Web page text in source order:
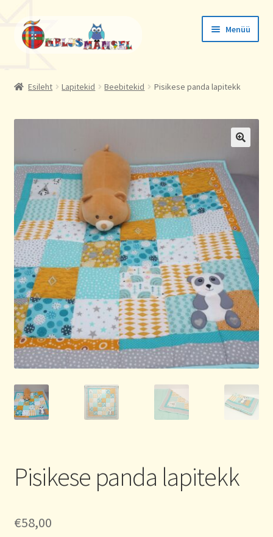
Liigu
navigeerimisele
Liigu
sisu
juurde
Menüü
Esileht Lapitekid Beebitekid Pisikese panda lapitekk
Pisikese panda lapitekk
€58,00